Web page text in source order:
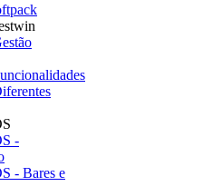
-
- Bares e